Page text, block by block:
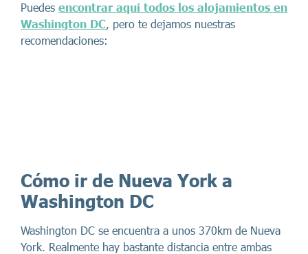
Puedes encontrar aquí todos los alojamientos en
Washington DC, pero te dejamos nuestras
recomendaciones:
Cómo ir de Nueva York a
Washington DC
Washington DC se encuentra a unos 370km de Nueva
York. Realmente hay bastante distancia entre ambas